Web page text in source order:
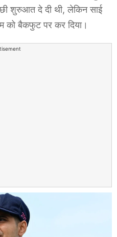
शुरुआत दे दी थी, लेकिन साई
को बैकफुट पर कर दिया।